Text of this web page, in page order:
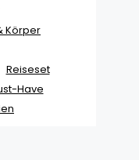
Körper
Reiseset
Have